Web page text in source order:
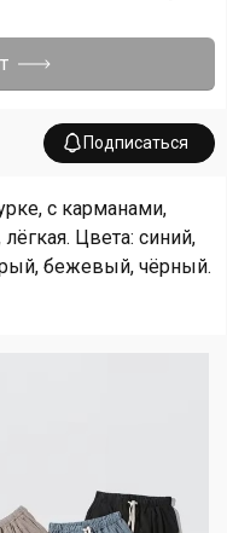
Подписаться
с карманами,
Цвета: синий,
бежевый, чёрный.